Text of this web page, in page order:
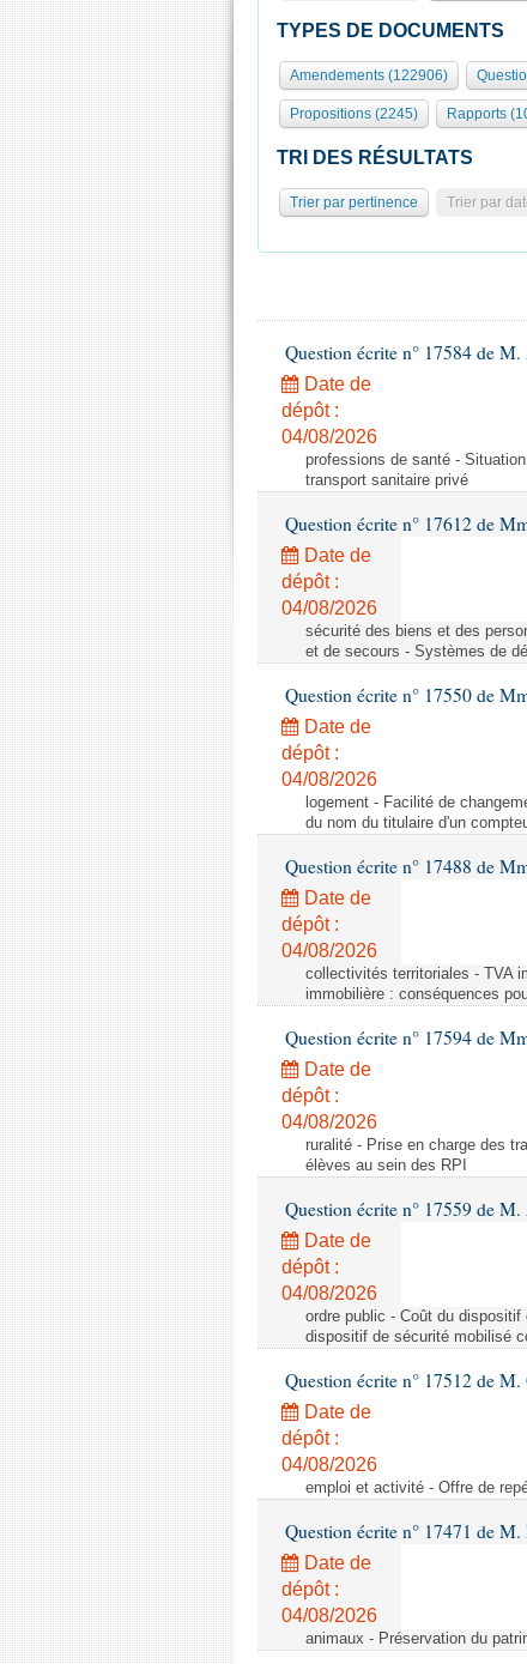
TYPES DE DOCUMENTS
Amendements (122906)
Propositions (2245) Rapports
TRI DES RÉSULTATS
Trier par pertinence Trier par
Question écrite n° 17584 de
Date de
dépôt :
04/08/2026
professions de santé -
transport sanitaire privé
Question écrite n° 17612 de
Date de
dépôt :
04/08/2026
sécurité des biens et des
et de secours - Systèmes de
Question écrite n° 17550 de
Date de
dépôt :
04/08/2026
logement - Facilité de
du nom du titulaire d'un
Question écrite n° 17488 de
Date de
dépôt :
04/08/2026
collectivités territoriales - TVA
immobilière : conséquences
Question écrite n° 17594 de
Date de
dépôt :
04/08/2026
ruralité - Prise en charge des
élèves au sein des RPI
Question écrite n° 17559 de
Date de
dépôt :
04/08/2026
ordre public - Coût du
dispositif de sécurité mobilisé
Question écrite n° 17512 de
Date de
dépôt :
04/08/2026
emploi et activité - Offre de
Question écrite n° 17471 de
Date de
dépôt :
04/08/2026
animaux - Préservation du